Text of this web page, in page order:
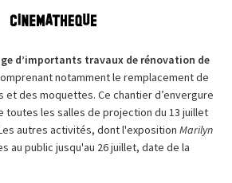
d’importants travaux de rénovation de
notamment le remplacement de
et des moquettes. Ce chantier d’envergure
toutes les salles de projection du 13 juillet
autres activités, dont l'exposition Marilyn
au public jusqu'au 26 juillet, date de la